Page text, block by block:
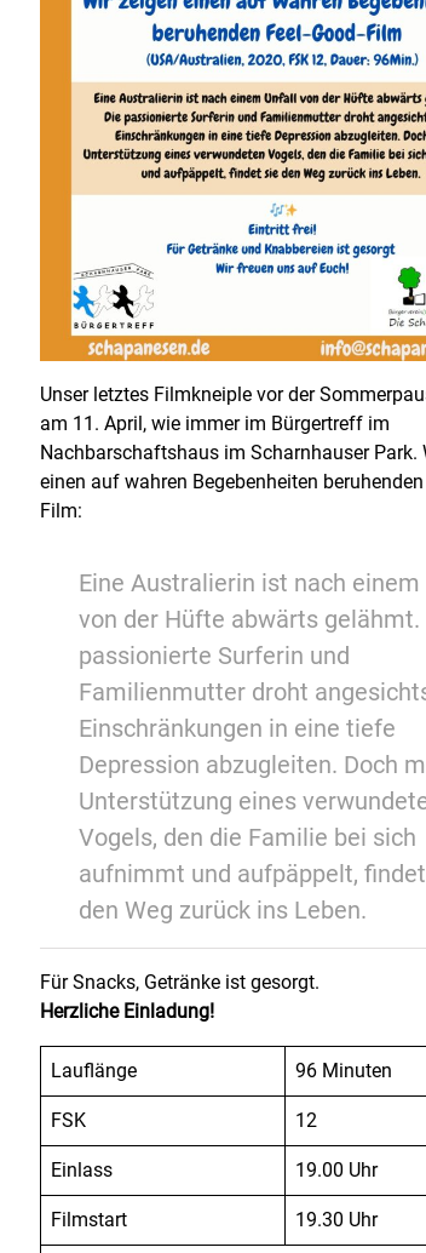
Unser letztes Filmkneiple vor der
am 11. April, wie immer im Bürgertreff im
Nachbarschaftshaus im Scharnhauser Park.
einen auf wahren Begebenheiten beruhenden
Film:
Eine Australierin ist nach einem
von der Hüfte abwärts gelähmt.
passionierte Surferin und
Familienmutter droht
Einschränkungen in eine tiefe
Depression abzugleiten. Doch
Unterstützung eines
Vogels, den die Familie bei sich
aufnimmt und aufpäppelt,
den Weg zurück ins Leben.
Für Snacks, Getränke ist gesorgt.
Herzliche Einladung!
Lauflänge 96 Minuten
FSK 12
Einlass 19.00 Uhr
Filmstart 19.30 Uhr